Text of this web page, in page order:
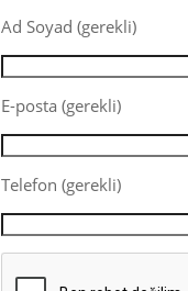
Ad Soyad (gerekli)
E-posta (gerekli)
Telefon (gerekli)